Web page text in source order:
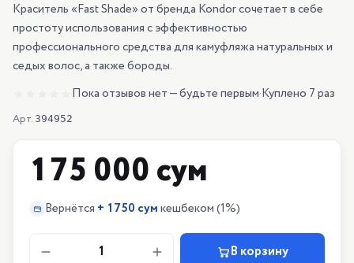
Краситель «Fast Shade» от бренда Kondor сочетает в себе
простоту использования с эффективностью
профессионального средства для камуфляжа натуральных и
седых волос, а также бороды.
Пока отзывов нет — будьте первым·Куплено 7 раз
Арт. 394952
175 000 сум
Вернётся + 1750 сумкешбеком(1%)
1 В корзину